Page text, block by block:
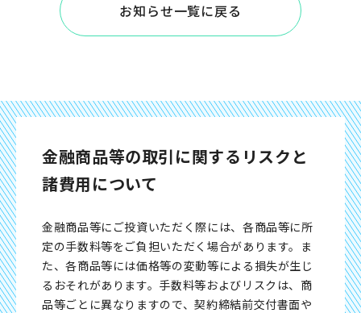
お知らせ一覧に戻る
金融商品等の取引に関するリスクと
諸費用について
金融商品等にご投資いただく際には、各商品等に所
定の手数料等をご負担いただく場合があります。ま
た、各商品等には価格等の変動等による損失が生じ
るおそれがあります。手数料等およびリスクは、商
品等ごとに異なりますので、契約締結前交付書面や